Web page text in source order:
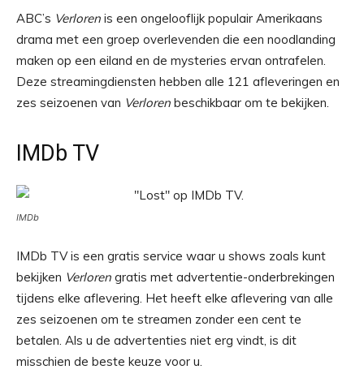
ABC’s Verloren is een ongelooflijk populair Amerikaans
drama met een groep overlevenden die een noodlanding
maken op een eiland en de mysteries ervan ontrafelen.
Deze streamingdiensten hebben alle 121 afleveringen en
zes seizoenen van Verloren beschikbaar om te bekijken.
IMDb TV
IMDb
IMDb TV is een gratis service waar u shows zoals kunt
bekijken Verloren gratis met advertentie-onderbrekingen
tijdens elke aflevering. Het heeft elke aflevering van alle
zes seizoenen om te streamen zonder een cent te
betalen. Als u de advertenties niet erg vindt, is dit
misschien de beste keuze voor u.